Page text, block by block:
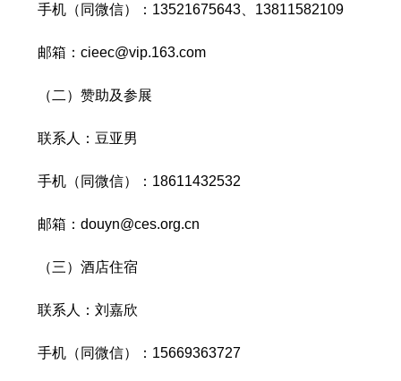
手机（同微信）：13521675643、13811582109
邮箱：cieec@vip.163.com
（二）赞助及参展
联系人：豆亚男
手机（同微信）：18611432532
邮箱：douyn@ces.org.cn
（三）酒店住宿
联系人：刘嘉欣
手机（同微信）：15669363727